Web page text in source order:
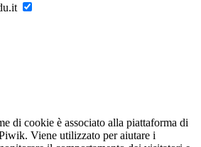
di cookie è associato alla piattaforma di
Viene utilizzato per aiutare i